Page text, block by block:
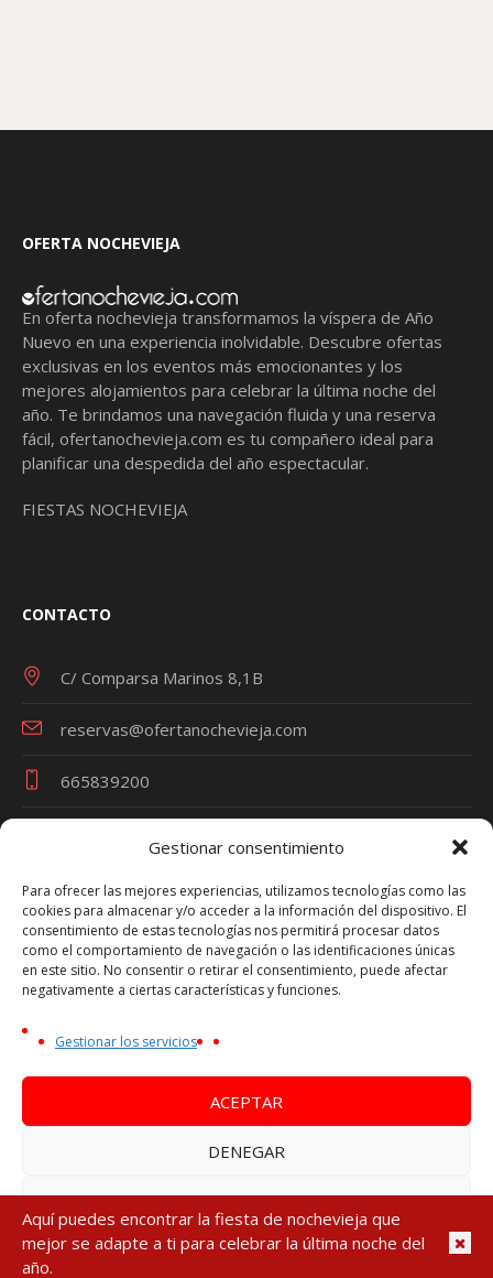
Gestionar consentimiento
Para ofrecer las mejores experiencias, utilizamos tecnologías como las
cookies para almacenar y/o acceder a la información del dispositivo. El
consentimiento de estas tecnologías nos permitirá procesar datos
como el comportamiento de navegación o las identificaciones únicas
en este sitio. No consentir o retirar el consentimiento, puede afectar
negativamente a ciertas características y funciones.
Gestionar los servicios
ACEPTAR
DENEGAR
VER PREFERENCIAS
Política de cookies
Aquí puedes encontrar la fiesta de nochevieja que
mejor se adapte a ti para celebrar la última noche del
año.
OFERTA NOCHEVIEJA
En oferta nochevieja transformamos la víspera de Año
Nuevo en una experiencia inolvidable. Descubre ofertas
exclusivas en los eventos más emocionantes y los
mejores alojamientos para celebrar la última noche del
año. Te brindamos una navegación fluida y una reserva
fácil,ofertanochevieja.com es tu compañero ideal para
planificar una despedida del año espectacular.
FIESTAS NOCHEVIEJA
CONTACTO
C/ Comparsa Marinos 8,1B
reservas@ofertanochevieja.com
665839200
Términos y Condiciones
Política de Privacidad
Política de Cookies
Aviso Legal
PARTY - Nº Licencia Turística CV-m1692A
NIF Persona Física - 44753270P
Política de Privacidad/ Fusionarte Comunicación © 2024. Todos los